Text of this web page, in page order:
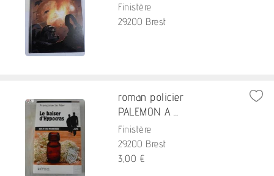
Finistère
29200 Brest
roman policier
PALEMON A ...
Finistère
29200 Brest
3,00 €